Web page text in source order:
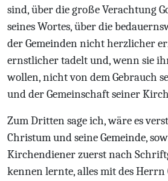
sind, über die große Verachtung
seines Wortes, über die
der Gemeinden nicht herzlicher
ernstlicher tadelt und, wenn sie
wollen, nicht von dem Gebrauch
und der Gemeinschaft seiner
Zum Dritten sage ich, wäre es
Christum und seine Gemeinde,
Kirchendiener zuerst nach
kennen lernte, alles mit des Herrn